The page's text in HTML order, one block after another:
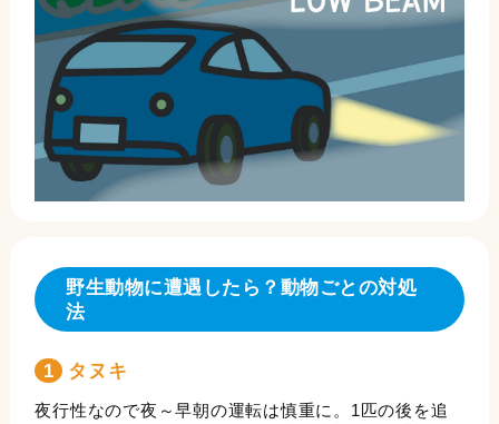
野生動物に遭遇したら？動物ごとの対処
法
1 タヌキ
夜行性なので夜～早朝の運転は慎重に。1匹の後を追